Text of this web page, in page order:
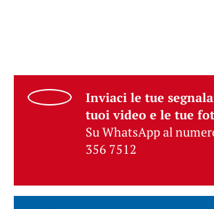
Inviaci le tue
tuoi video e le tue
Su WhatsApp al
356 7512